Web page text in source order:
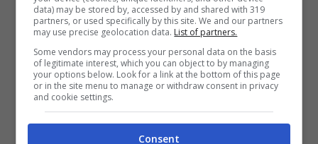
Se proprio non ne ha necessità disattivalo
andando su Impostazioni -> Privacy ->
Servizi di Localizzazione. Stesso discorso
per il Bluetooth e il WiFi sono molto comodi
perché ti riducono il numero di fili in giro, ma
allo stesso tempo ti riducono il tempo di
data) may be stored by, accessed by and shared with 319
partners, or used specifically by this site. We and our partners
may use precise geolocation data. List of partners.
Some vendors may process your personal data on the basis
of legitimate interest, which you can object to by managing
your options below. Look for a link at the bottom of this page
or in the site menu to manage or withdraw consent in privacy
and cookie settings.
Consent